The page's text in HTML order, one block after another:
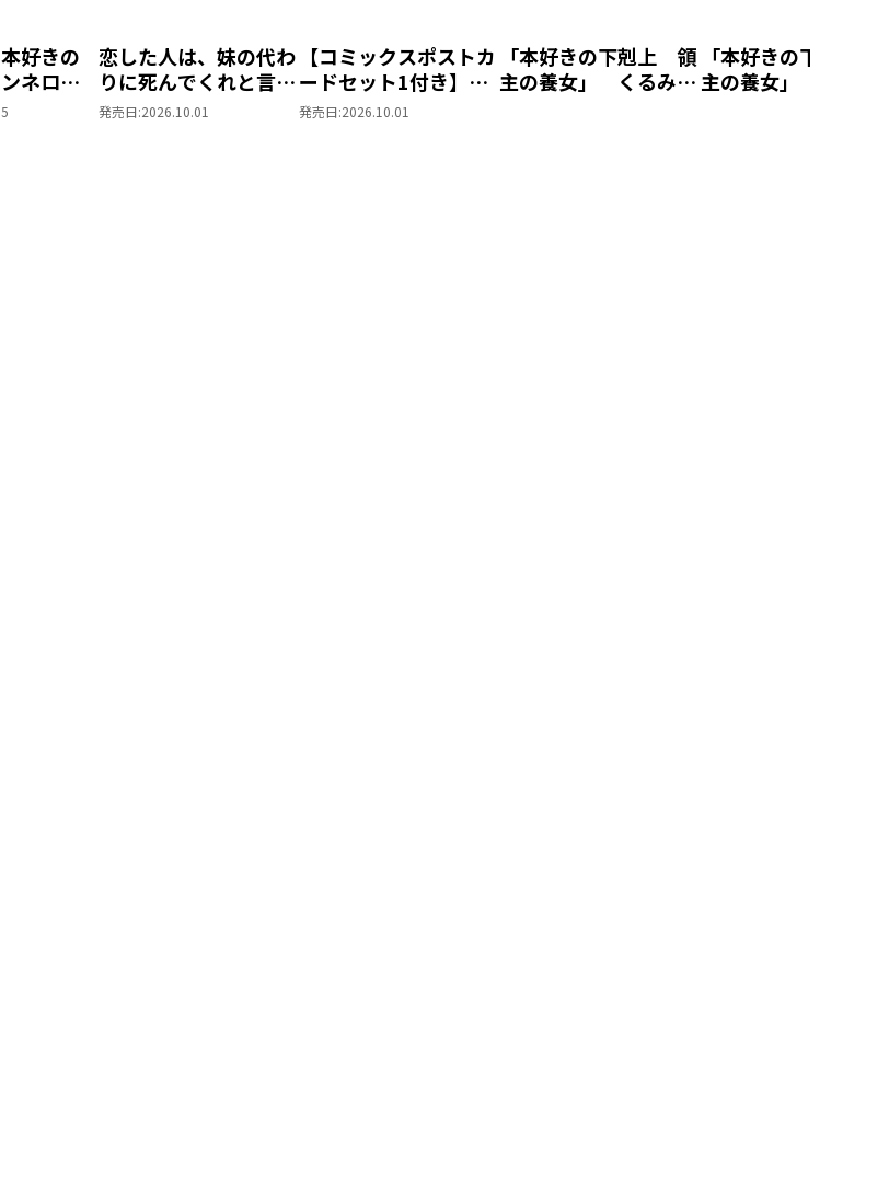
好きの
ネロー
年生～
恋した人は、妹の代わ
りに死んでくれと言っ
た。＠COMIC ポス
発売日:2026.10.01
【コミックスポストカ
ードセット1付き】恋
した人は、妹の代わり
発売日:2026.10.01
「本好きの下剋上 領
主の養女」 くるみた
「本好きの下剋上
主の養女」 くるみ